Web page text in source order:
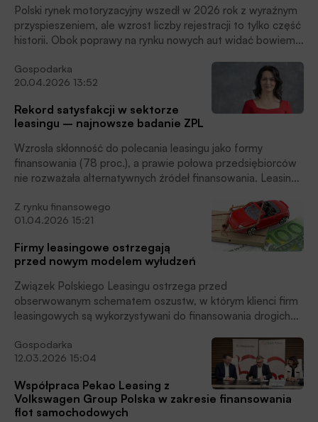
Polski rynek motoryzacyjny wszedł w 2026 rok z wyraźnym
przyspieszeniem, ale wzrost liczby rejestracji to tylko część
historii. Obok poprawy na rynku nowych aut widać bowiem
uwagę, że słabnie import samochodów używanych z
zagranicy, rośnie udział marek chińskich, przyspiesza
elektryfikacja, a firmy coraz częściej wybierają nie sam
zakup pojazdu, lecz przewidywalny model jego
użytkowania. Z perspektywy finansowania to znak, że rynek
dojrzewa i coraz mocniej premiuje elastyczność, kontrolę
kosztów i szybkość dostosowania do nowych realiów,
czytamy w informacji prasowej.
Gospodarka
20.04.2026 13:52
Rekord satysfakcji w sektorze
leasingu – najnowsze badanie ZPL
Wzrosła skłonność do polecania leasingu jako formy
finansowania (78 proc.), a prawie połowa przedsiębiorców
nie rozważała alternatywnych źródeł finansowania. Leasing
finansowaniem z pieniędzy własnych oraz kredytem
bankowym. Przedsiębiorcy wskazują zwykle 2–3 kluczowe
czynniki wyboru firmy leasingowej – najczęściej są to
warunki i parametry finansowe, a także szybki i prosty
proces, sprawna komunikacja oraz zaufanie do marki.
Prawie połowa przedsiębiorców nie akceptuje
automatyzacji lub AI na żadnym etapie procesu
leasingowego, czytamy w informacji prasowej ZPL.
Z rynku finansowego
01.04.2026 15:21
Firmy leasingowe ostrzegają
przed nowym modelem wyłudzeń
Związek Polskiego Leasingu ostrzega przed
obserwowanym schematem oszustw, w którym klienci firm
leasingowych są wykorzystywani do finansowania drogich
przestępczych.
Gospodarka
12.03.2026 15:04
Współpraca Pekao Leasing z
Volkswagen Group Polska w zakresie finansowania
flot samochodowych